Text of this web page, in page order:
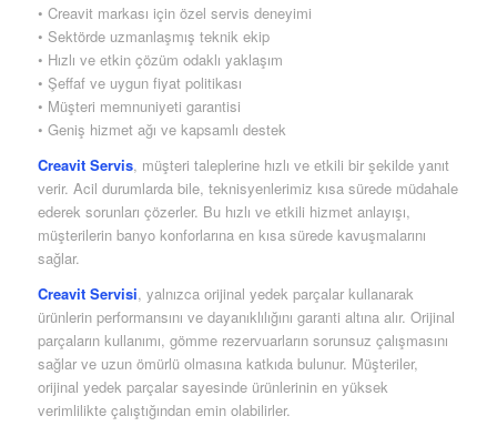
• Creavit markası için özel servis deneyimi
• Sektörde uzmanlaşmış teknik ekip
• Hızlı ve etkin çözüm odaklı yaklaşım
• Şeffaf ve uygun fiyat politikası
• Müşteri memnuniyeti garantisi
• Geniş hizmet ağı ve kapsamlı destek
Creavit Servis, müşteri taleplerine hızlı ve etkili bir şekilde yanıt
verir. Acil durumlarda bile, teknisyenlerimiz kısa sürede müdahale
ederek sorunları çözerler. Bu hızlı ve etkili hizmet anlayışı,
müşterilerin banyo konforlarına en kısa sürede kavuşmalarını
sağlar.
Creavit Servisi, yalnızca orijinal yedek parçalar kullanarak
ürünlerin performansını ve dayanıklılığını garanti altına alır. Orijinal
parçaların kullanımı, gömme rezervuarların sorunsuz çalışmasını
sağlar ve uzun ömürlü olmasına katkıda bulunur. Müşteriler,
orijinal yedek parçalar sayesinde ürünlerinin en yüksek
verimlilikte çalıştığından emin olabilirler.